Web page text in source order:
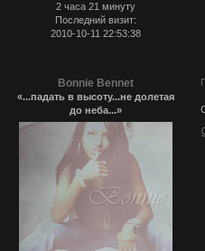
2 часа 21 минуту
Последний визит:
2010-10-11 22:53:38
Bonnie Bennet
«...падать в высоту...не долетая
до неба...»